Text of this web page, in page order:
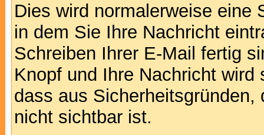
Dies wird normalerweise eine
in dem Sie Ihre Nachricht
Schreiben Ihrer E-Mail fertig
Knopf und Ihre Nachricht
dass aus
nicht sichtbar ist.